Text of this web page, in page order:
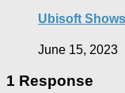
Ubisoft
June 15, 2023
1 Response